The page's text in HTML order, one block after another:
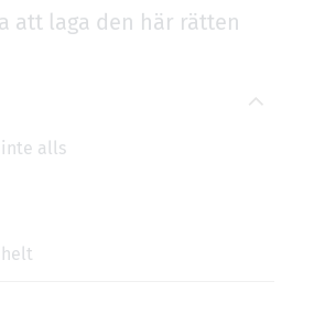
att laga den här rätten
alls